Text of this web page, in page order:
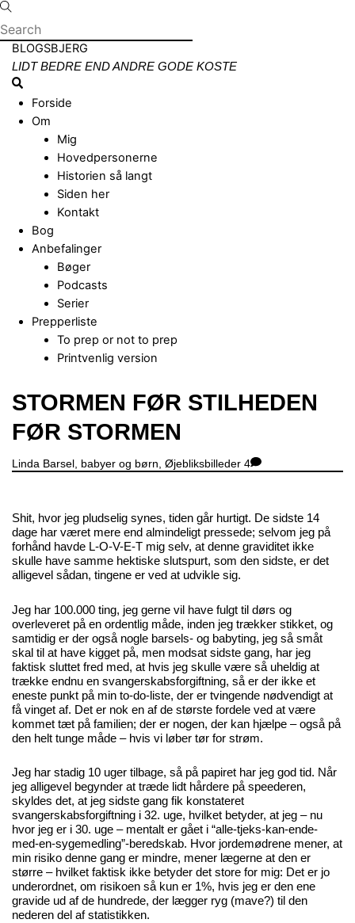
Skip
to
content
Menu
BLOGSBJERG
LIDT BEDRE END ANDRE GODE KOSTE
Search
Forside
Om
Mig
Hovedpersonerne
Historien så langt
Siden her
Kontakt
Bog
Anbefalinger
Bøger
Podcasts
Serier
Prepperliste
To prep or not to prep
Printvenlig version
Close
Menu
STORMEN FØR STILHEDEN
FØR STORMEN
Linda Barsel, babyer og børn, Øjebliksbilleder 4
Shit, hvor jeg pludselig synes, tiden går hurtigt. De sidste 14
dage har været mere end almindeligt pressede; selvom jeg på
forhånd havde L-O-V-E-T mig selv, at denne graviditet ikke
skulle have samme hektiske slutspurt, som den sidste, er det
alligevel sådan, tingene er ved at udvikle sig.
Jeg har 100.000 ting, jeg gerne vil have fulgt til dørs og
overleveret på en ordentlig måde, inden jeg trækker stikket, og
samtidig er der også nogle barsels- og babyting, jeg så småt
skal til at have kigget på, men modsat sidste gang, har jeg
faktisk sluttet fred med, at hvis jeg skulle være så uheldig at
trække endnu en svangerskabsforgiftning, så er der ikke et
eneste punkt på min to-do-liste, der er tvingende nødvendigt at
få vinget af. Det er nok en af de største fordele ved at være
kommet tæt på familien; der er nogen, der kan hjælpe – også på
den helt tunge måde – hvis vi løber tør for strøm.
Jeg har stadig 10 uger tilbage, så på papiret har jeg god tid. Når
jeg alligevel begynder at træde lidt hårdere på speederen,
skyldes det, at jeg sidste gang fik konstateret
svangerskabsforgiftning i 32. uge, hvilket betyder, at jeg – nu
hvor jeg er i 30. uge – mentalt er gået i “alle-tjeks-kan-ende-
med-en-sygemedling”-beredskab. Hvor jordemødrene mener, at
min risiko denne gang er mindre, mener lægerne at den er
større – hvilket faktisk ikke betyder det store for mig: Det er jo
underordnet, om risikoen så kun er 1%, hvis jeg er den ene
gravide ud af de hundrede, der lægger ryg (mave?) til den
nederen del af statistikken.